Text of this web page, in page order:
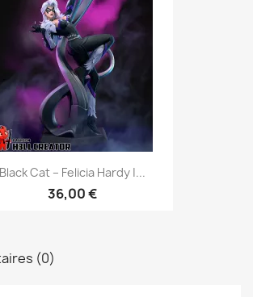
Black Cat – Felicia Hardy |...
36,00 €
(0)